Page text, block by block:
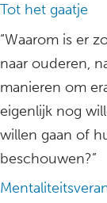
Tot het gaatje
“Waarom is er
naar ouderen,
manieren om
eigenlijk nog
willen gaan of
beschouwen?”